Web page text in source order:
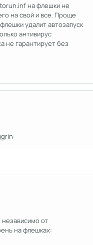
на флешки не
на свой и все. Проще
удалит автозапуск
антивирус
не гарантирует без
независимо от
на флешках: